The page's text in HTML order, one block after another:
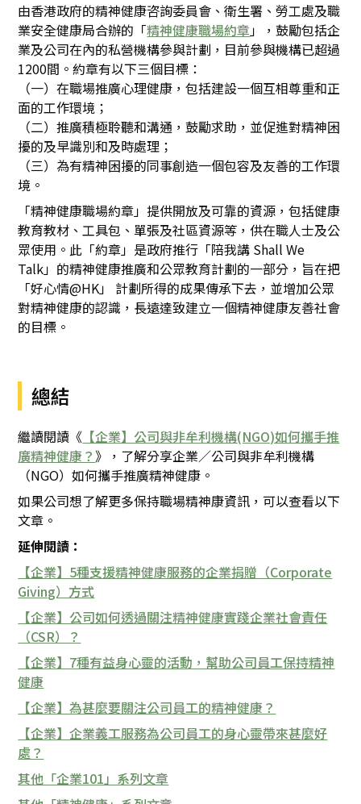
由香港政府的精神健康咨詢委員會、衛生署、勞工處及職
業安全健康局合辦的「精神健康職場約章」，鼓勵包括企
業及公司在內的私營機構參與計劃，目前參與機構已超過
1200間。約章有以下三個目標：
（一）在職場推廣心理健康，包括建設一個互相尊重和正
面的工作環境；
（二）推廣積極聆聽和溝通，鼓勵求助，並促進對精神困
擾的及早識別和及時處理；
（三）為有精神困擾的同事創造一個包容及友善的工作環
境。
「精神健康職場約章」提供開放及可靠的資源，包括健康
教育教材、工具包、單張及社區資源等，供在職人士及公
眾使用。此「約章」是政府推行「陪我講 Shall We
Talk」的精神健康推廣和公眾教育計劃的一部分，旨在把
「好心情@HK」 計劃所得的成果傳承下去，並增加公眾
對精神健康的認識，長遠達致建立一個精神健康友善社會
的目標。
總結
繼讀閱讀《 【企業】公司與非牟利機構(NGO)如何攜手推
廣精神健康？》，了解分享企業／公司與非牟利機構
（NGO）如何攜手推廣精神健康。
如果公司想了解更多保持職場精神康資訊，可以查看以下
文章。
延伸閱讀：
【企業】5種支援精神健康服務的企業捐贈（Corporate
Giving）方式
【企業】公司如何透過關注精神健康實踐企業社會責任
（CSR）？
【企業】7種有益身心靈的活動，幫助公司員工保持精神
健康
【企業】為甚麼要關注公司員工的精神健康？
【企業】企業義工服務為公司員工的身心靈帶來甚麼好
處？
其他「企業101」系列文章